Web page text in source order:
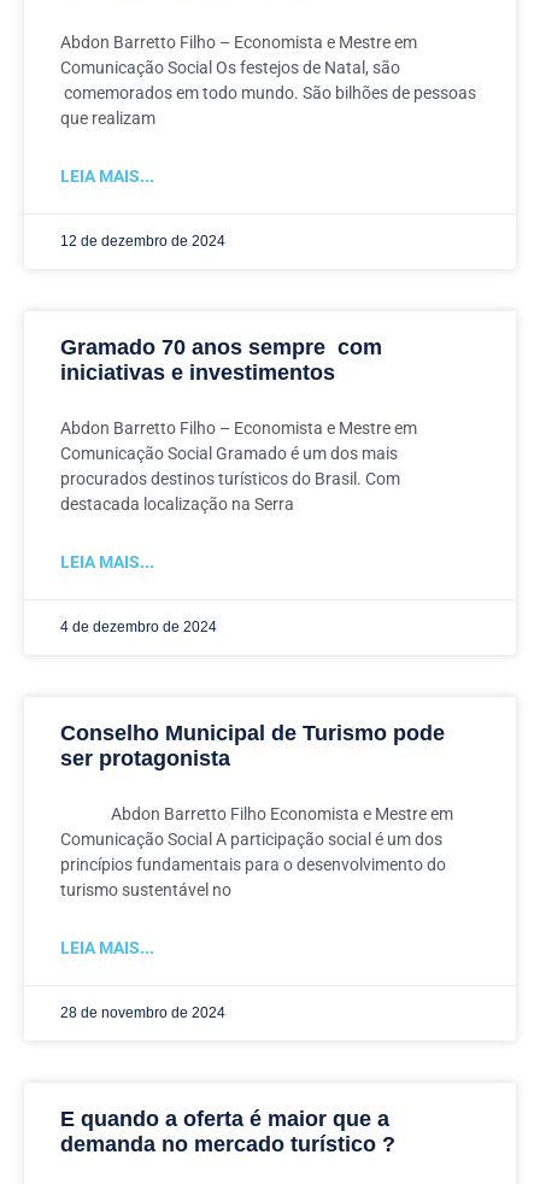
Abdon Barretto Filho – Economista e Mestre em
Comunicação Social Os festejos de Natal, são
comemorados em todo mundo. São bilhões de pessoas
que realizam
LEIA MAIS...
12 de dezembro de 2024
Gramado 70 anos sempre com
iniciativas e investimentos
Abdon Barretto Filho – Economista e Mestre em
Comunicação Social Gramado é um dos mais
procurados destinos turísticos do Brasil. Com
destacada localização na Serra
LEIA MAIS...
4 de dezembro de 2024
Conselho Municipal de Turismo pode
ser protagonista
Abdon Barretto Filho Economista e Mestre em
Comunicação Social A participação social é um dos
princípios fundamentais para o desenvolvimento do
turismo sustentável no
LEIA MAIS...
28 de novembro de 2024
E quando a oferta é maior que a
demanda no mercado turístico ?